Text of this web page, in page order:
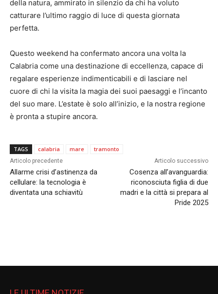
della natura, ammirato in silenzio da chi ha voluto
catturare l’ultimo raggio di luce di questa giornata
perfetta.
Questo weekend ha confermato ancora una volta la
Calabria come una destinazione di eccellenza, capace di
regalare esperienze indimenticabili e di lasciare nel
cuore di chi la visita la magia dei suoi paesaggi e l’incanto
del suo mare. L’estate è solo all’inizio, e la nostra regione
è pronta a stupire ancora.
TAGS calabria mare tramonto
Articolo precedente
Allarme crisi d’astinenza da
cellulare: la tecnologia è
diventata una schiavitù
Articolo successivo
Cosenza all’avanguardia:
riconosciuta figlia di due
madri e la città si prepara al
Pride 2025